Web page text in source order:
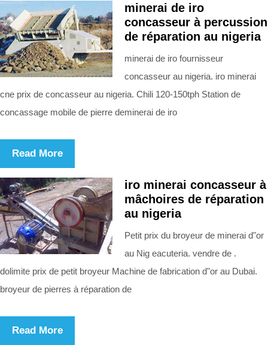
minerai de iro
concasseur à percussion
de réparation au nigeria
minerai de iro fournisseur
concasseur au nigeria. iro minerai
cne prix de concasseur au nigeria. Chili 120-150tph Station de
concassage mobile de pierre deminerai de iro
Read More
iro minerai concasseur à
mâchoires de réparation
au nigeria
Petit prix du broyeur de minerai d"or
au Nig eacuteria. vendre de .
dolimite prix de petit broyeur Machine de fabrication d"or au Dubai.
broyeur de pierres à réparation de
Read More